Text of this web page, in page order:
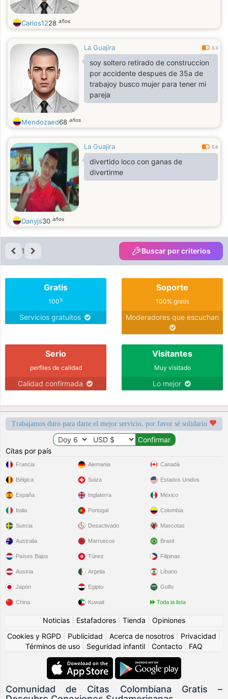
Carlos1228 años
La Guajira 0.3
soy soltero retirado de construccion
por accidente despues de 35a de
trabajoy busco mujer para tener mi
pareja
Mendozaed68 años
La Guajira 0.6
divertido loco con ganas de
divertirme
Danyjs30 años
1 Buscar por criterios
Gratis
100%
Servicios gratuitos
Soporte
100% gratis
Moderadores que escuchan
Serio
perfiles de calidad
Calidad confirmada
Visitantes
Muy visitado
Lo mejor
Trabajamos duro para darte el mejor servicio, por favor sé solidario
Citas por país
Francia
Bélgica
España
Italia
Suecia
Alemania
Suiza
Inglaterra
Portugal
Desactivado
Canadá
Estados Unidos
México
Colombia
Mascotas
Australia
Países Bajos
Austria
Japón
China
Marruecos
Túnez
Argelia
Egipto
Kuwait
Brasil
Filipinas
Líbano
Golfo
Toda la lista
Noticias Estafadores Tienda
Opiniones
Cookies y RGPD
Publicidad Acerca de nosotros Privacidad
Términos de uso
Seguridad infantil Contacto FAQ
Comunidad de Citas Colombiana Gratis –